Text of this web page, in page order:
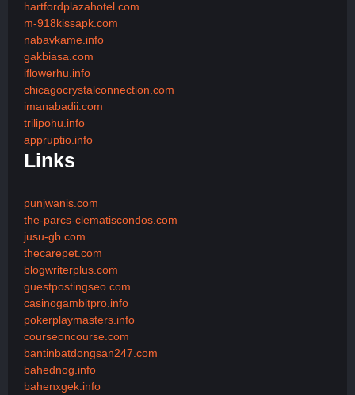
hartfordplazahotel.com
m-918kissapk.com
nabavkame.info
gakbiasa.com
iflowerhu.info
chicagocrystalconnection.com
imanabadii.com
trilipohu.info
appruptio.info
Links
punjwanis.com
the-parcs-clematiscondos.com
jusu-gb.com
thecarepet.com
blogwriterplus.com
guestpostingseo.com
casinogambitpro.info
pokerplaymasters.info
courseoncourse.com
bantinbatdongsan247.com
bahednog.info
bahenxgek.info